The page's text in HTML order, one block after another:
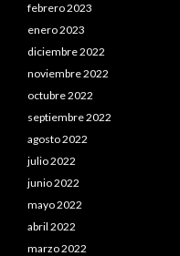
febrero 2023
enero 2023
diciembre 2022
noviembre 2022
octubre 2022
septiembre 2022
agosto 2022
julio 2022
junio 2022
mayo 2022
abril 2022
marzo 2022